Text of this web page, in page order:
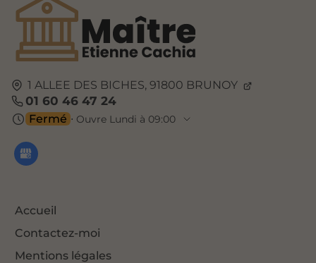
1 ALLEE DES BICHES,91800 BRUNOY
01 60 46 47 24
Fermé ⋅ Ouvre Lundi à 09:00
Accueil
Contactez-moi
Mentions légales